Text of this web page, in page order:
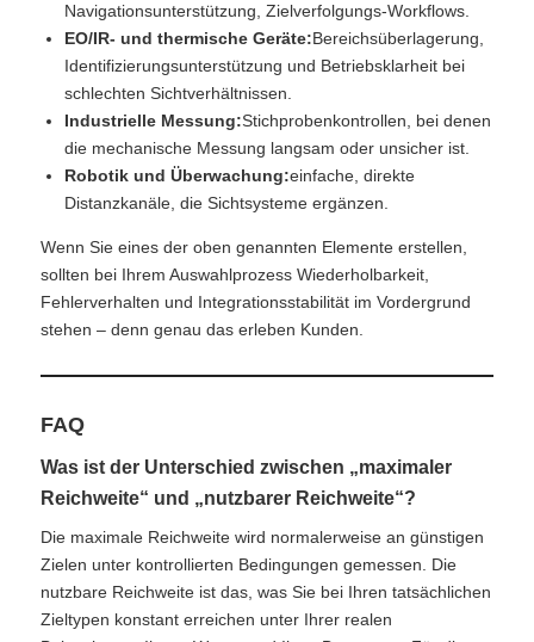
Navigationsunterstützung, Zielverfolgungs-Workflows.
EO/IR- und thermische Geräte:Bereichsüberlagerung,
Identifizierungsunterstützung und Betriebsklarheit bei
schlechten Sichtverhältnissen.
Industrielle Messung:Stichprobenkontrollen, bei denen
die mechanische Messung langsam oder unsicher ist.
Robotik und Überwachung:einfache, direkte
Distanzkanäle, die Sichtsysteme ergänzen.
Wenn Sie eines der oben genannten Elemente erstellen,
sollten bei Ihrem Auswahlprozess Wiederholbarkeit,
Fehlerverhalten und Integrationsstabilität im Vordergrund
stehen – denn genau das erleben Kunden.
FAQ
Was ist der Unterschied zwischen „maximaler
Reichweite“ und „nutzbarer Reichweite“?
Die maximale Reichweite wird normalerweise an günstigen
Zielen unter kontrollierten Bedingungen gemessen. Die
nutzbare Reichweite ist das, was Sie bei Ihren tatsächlichen
Zieltypen konstant erreichen unter Ihrer realen